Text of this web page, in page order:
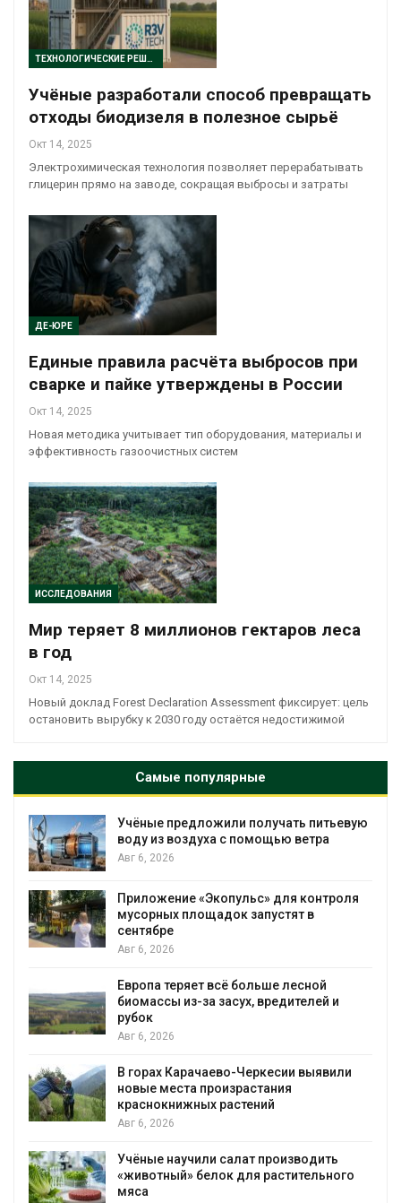
ТЕХНОЛОГИЧЕСКИЕ РЕШЕНИЯ
Учёные разработали способ превращать
отходы биодизеля в полезное сырьё
Окт 14, 2025
Электрохимическая технология позволяет перерабатывать
глицерин прямо на заводе, сокращая выбросы и затраты
ДЕ-ЮРЕ
Единые правила расчёта выбросов при
сварке и пайке утверждены в России
Окт 14, 2025
Новая методика учитывает тип оборудования, материалы и
эффективность газоочистных систем
ИССЛЕДОВАНИЯ
Мир теряет 8 миллионов гектаров леса
в год
Окт 14, 2025
Новый доклад Forest Declaration Assessment фиксирует: цель
остановить вырубку к 2030 году остаётся недостижимой
Самые популярные
Учёные предложили получать питьевую
воду из воздуха с помощью ветра
Авг 6, 2026
Приложение «Экопульс» для контроля
мусорных площадок запустят в
сентябре
Авг 6, 2026
Европа теряет всё больше лесной
биомассы из-за засух, вредителей и
рубок
Авг 6, 2026
В горах Карачаево-Черкесии выявили
новые места произрастания
краснокнижных растений
Авг 6, 2026
Учёные научили салат производить
«животный» белок для растительного
мяса